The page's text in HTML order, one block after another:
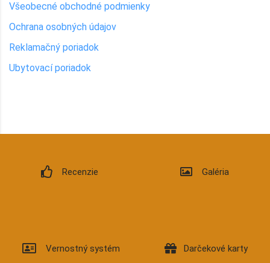
Recenzie Galéria
Vernostný systém Darčekové karty
Všeobecné obchodné podmienky
Ochrana osobných údajov
Reklamačný poriadok
Ubytovací poriadok